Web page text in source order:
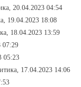
20.04.2023 04:54
19.04.2023 18:08
18.04.2023 13:59
07:29
05:23
17.04.2023 14:06